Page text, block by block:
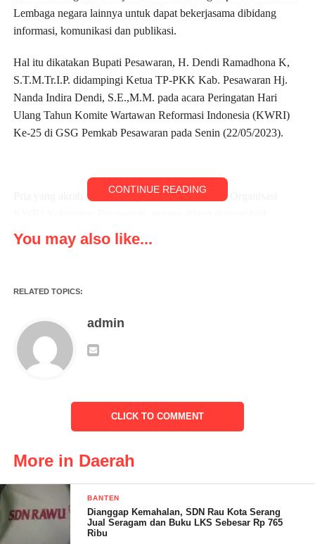
Lembaga negara lainnya untuk dapat bekerjasama dibidang
informasi, komunikasi dan publikasi.
Hal itu dikatakan Bupati Pesawaran, H. Dendi Ramadhona K,
S.T.M.Tr.I.P. didampingi Ketua TP-PKK Kab. Pesawaran Hj.
Nanda Indira Dendi, S.E.,M.M. pada acara Peringatan Hari
Ulang Tahun Komite Wartawan Reformasi Indonesia (KWRI)
Ke-25 di GSG Pemkab Pesawaran pada Senin (22/05/2023).
Pria yang akrab disapa Bung Dendi itu berharap Organisasi
hubungan antar Organisasi Lainnya jangan sampai terjadi Miss
Komunikasi. Organisasi ini juga harus berkomitmen kepada
“KWRI adalah organisasi yang independen, dan profesional
dalam menyebarkan berita , saya berharap KWRI semakin
harmonis dan terus bersinergi untuk kemaslahatan masyarakat
Kab. Pesawaran,” ucap Bupati Dendi dihadapan seluruh jajaran
Kabupaten Pesawaran.
Ia juga berharap KWRI semakin dewasa dan intens
berkolaborasi dengan seluruh stakeholder dan lembaga lain, lalu
bisa memberitakan eksistensi di Pesawaran secara profesional
dan ia pun mendoakan untuk seluruh anggota KWRI senantiasa
berkat dan berita yang disebar bisa bermanfaat untuk seluruh
CONTINUE READING
You may also like...
RELATED TOPICS:
admin
CLICK TO COMMENT
More in Daerah
BANTEN
Dianggap Kemahalan, SDN Rau Kota Serang
Jual Seragam dan Buku LKS Sebesar Rp 765
Ribu